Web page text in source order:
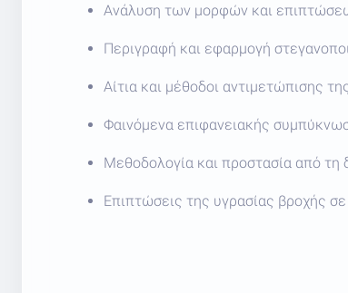
Ανάλυση των μορφών και
Περιγραφή και εφαρμογή
Αίτια και μέθοδοι αντιμετώπισης
Φαινόμενα επιφανειακής
Μεθοδολογία και προστασία από τη
Επιπτώσεις της υγρασίας βροχής